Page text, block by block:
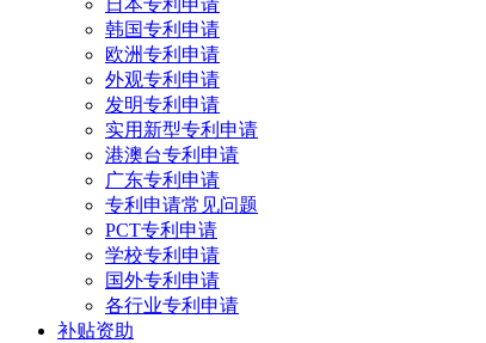
韩国专利申请
欧洲专利申请
外观专利申请
发明专利申请
实用新型专利申请
港澳台专利申请
广东专利申请
专利申请常见问题
PCT专利申请
学校专利申请
国外专利申请
各行业专利申请
补贴资助